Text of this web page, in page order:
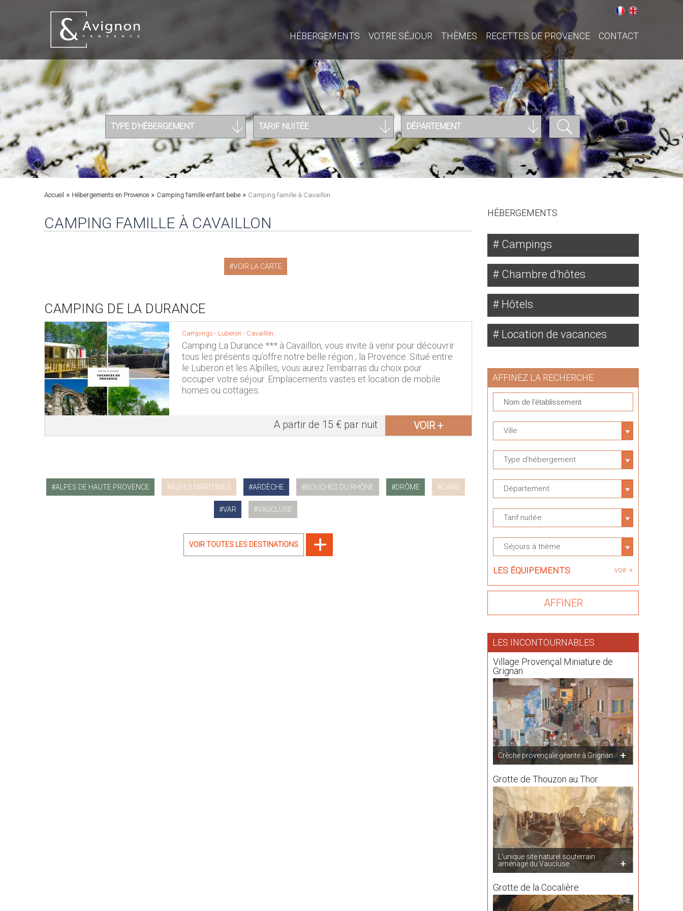
HÉBERGEMENTS VOTRE SÉJOUR THÈMES RECETTES DE PROVENCE CONTACT
TYPE D'HÉBERGEMENT TARIF NUITÉE DÉPARTEMENT
Accueil » Hébergements en Provence» Camping famille enfant bebe» Camping famille à Cavaillon
CAMPING FAMILLE À CAVAILLON
VOIR LA CARTE
CAMPING DE LA DURANCE
Campings - Luberon - Cavaillon
Camping La Durance *** à Cavaillon, vous invite à venir pour découvrir
tous les présents qu’offre notre belle région ; la Provence. Situé entre
le Luberon et les Alpilles, vous aurez l'embarras du choix pour
occuper votre séjour. Emplacements vastes et location de mobile
homes ou cottages.
A partir de 15 € par nuit VOIR +
ALPES DE HAUTE PROVENCE ALPES MARITIMES ARDÈCHE BOUCHES DU RHÔNE DRÔME GARD
VAR VAUCLUSE
VOIR TOUTES LES DESTINATIONS
HÉBERGEMENTS
Campings
Chambre d'hôtes
Hôtels
Location de vacances
AFFINEZ LA RECHERCHE
Ville
Type d'hébergement
Département
Tarif nuitée
Séjours à thème
LES ÉQUIPEMENTS voir +
LES INCONTOURNABLES
Village Provençal Miniature de
Grignan
Crèche provençale géante à Grignan
Grotte de Thouzon au Thor
L'unique site naturel souterrain
aménagé du Vaucluse
Grotte de la Cocalière